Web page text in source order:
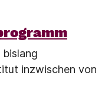
inzwischen von